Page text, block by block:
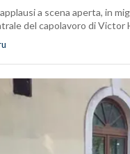
a scena aperta, in
del capolavoro di Victor